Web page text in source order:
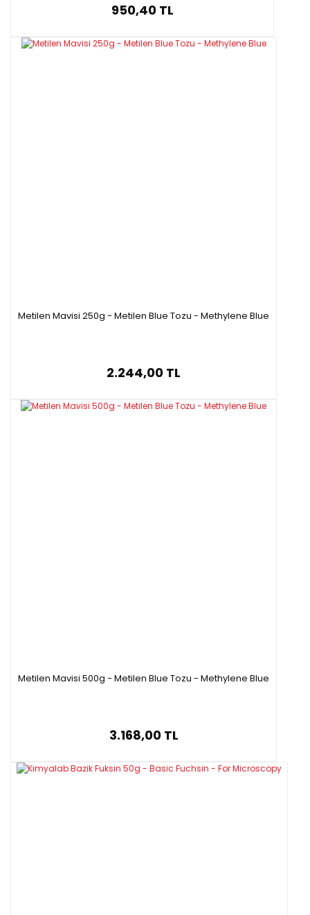
950,40 TL
Metilen Mavisi 250g - Metilen Blue Tozu - Methylene Blue
2.244,00 TL
Metilen Mavisi 500g - Metilen Blue Tozu - Methylene Blue
3.168,00 TL